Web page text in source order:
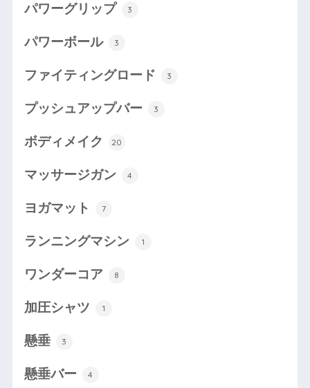
パワーグリップ 3
パワーボール 3
ファイティングロード 3
プッシュアップバー 3
ボディメイク 20
マッサージガン 4
ヨガマット 7
ランニングマシン 1
ワンダーコア 8
加圧シャツ 1
懸垂 3
懸垂バー 4